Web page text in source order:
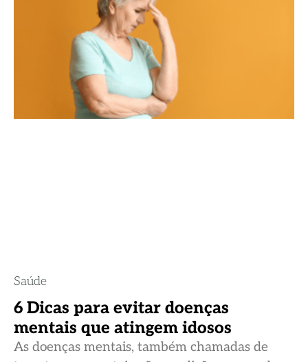
Saúde
6 Dicas para evitar doenças
mentais que atingem idosos
As doenças mentais, também chamadas de